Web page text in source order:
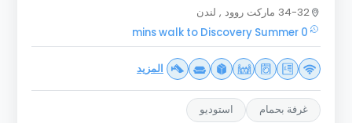
34-32 ماركت روود , لندن
0 mins walk to Discovery Summer
المزيد
غرفة بحمام استوديو